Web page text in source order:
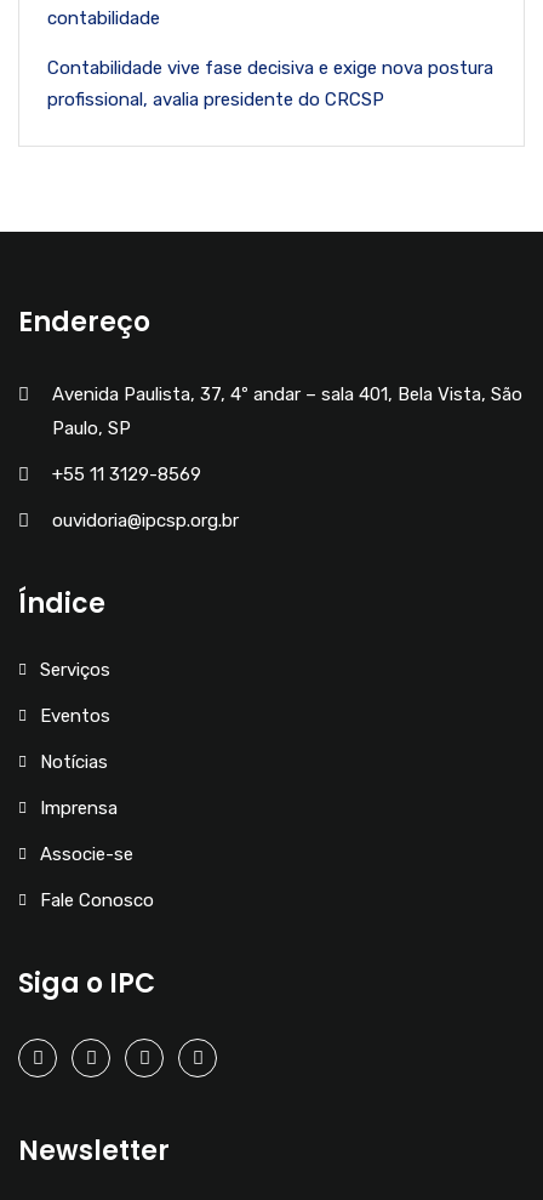
contabilidade
Contabilidade vive fase decisiva e exige nova postura
profissional, avalia presidente do CRCSP
Endereço
Avenida Paulista, 37, 4º andar – sala 401, Bela Vista, São
Paulo, SP
+55 11 3129-8569
ouvidoria@ipcsp.org.br
Índice
Serviços
Eventos
Notícias
Imprensa
Associe-se
Fale Conosco
Siga o IPC
Newsletter